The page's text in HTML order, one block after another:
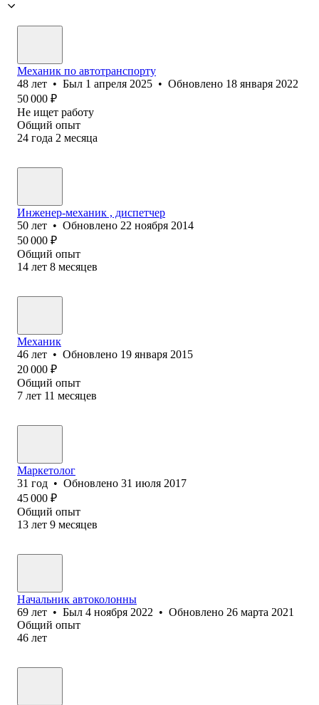
Механик по автотранспорту
48 лет • Был 1 апреля 2025 • Обновлено 18 января 2022
50 000 ₽
Не ищет работу
Общий опыт
24 года 2 месяца
Инженер-механик , диспетчер
50 лет • Обновлено 22 ноября 2014
50 000 ₽
Общий опыт
14 лет 8 месяцев
Механик
46 лет • Обновлено 19 января 2015
20 000 ₽
Общий опыт
7 лет 11 месяцев
Маркетолог
31 год • Обновлено 31 июля 2017
45 000 ₽
Общий опыт
13 лет 9 месяцев
Начальник автоколонны
69 лет • Был 4 ноября 2022 • Обновлено 26 марта 2021
Общий опыт
46 лет